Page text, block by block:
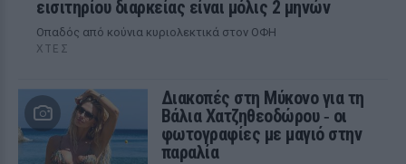
εισιτηρίου διαρκείας είναι μόλις 2 μηνών
Οπαδός από κούνια κυριολεκτικά στον ΟΦΗ
ΧΤΕΣ
Διακοπές στη Μύκονο για τη
Βάλια Χατζηθεοδώρου ‑ οι
φωτογραφίες με μαγιό στην
παραλία